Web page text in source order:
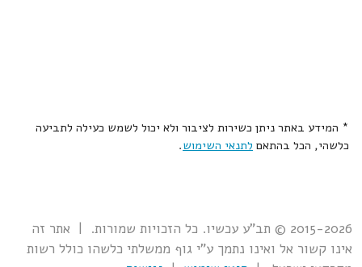
* המידע באתר ניתן כשירות לציבור ולא יכול לשמש כעילה לתביעה
כלשהי, הכל בהתאם לתנאי השימוש.
2015-2026 © תב"ע עכשיו. כל הזכויות שמורות. | אתר זה
אינו קשור אל ואינו נתמך ע"י גוף ממשלתי כלשהו כולל רשות